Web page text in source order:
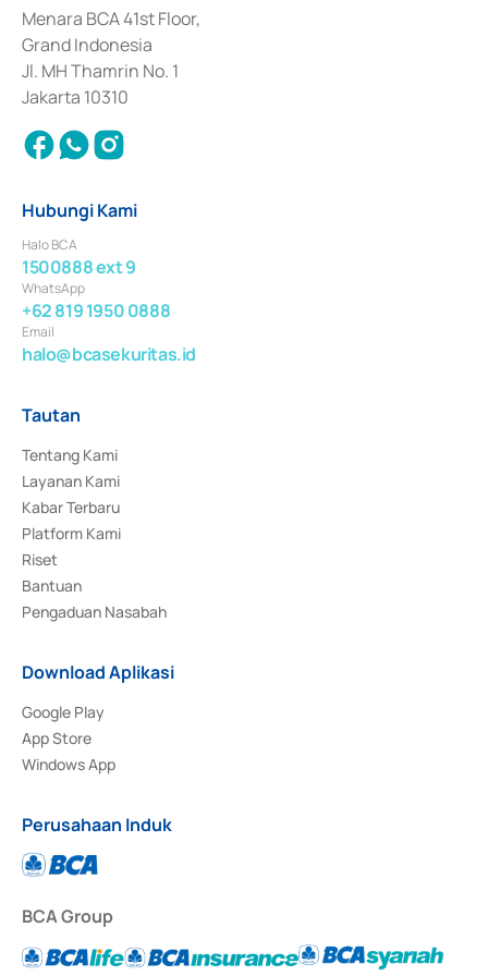
Penerbitan, Transaksi, serta Penatausahaan dan Penyelesaian Transaksi
Surat Berharga Komersial yang izinnya diterbitkan pada tahun 2018.
Menara BCA 41st Floor,
Grand Indonesia
Jl. MH Thamrin No. 1
Jakarta 10310
Hubungi Kami
Halo BCA
1500888 ext 9
WhatsApp
+62 819 1950 0888
Email
halo@bcasekuritas.id
Tautan
Tentang Kami
Layanan Kami
Kabar Terbaru
Platform Kami
Riset
Bantuan
Pengaduan Nasabah
Download Aplikasi
Google Play
App Store
Windows App
Perusahaan Induk
BCA Group